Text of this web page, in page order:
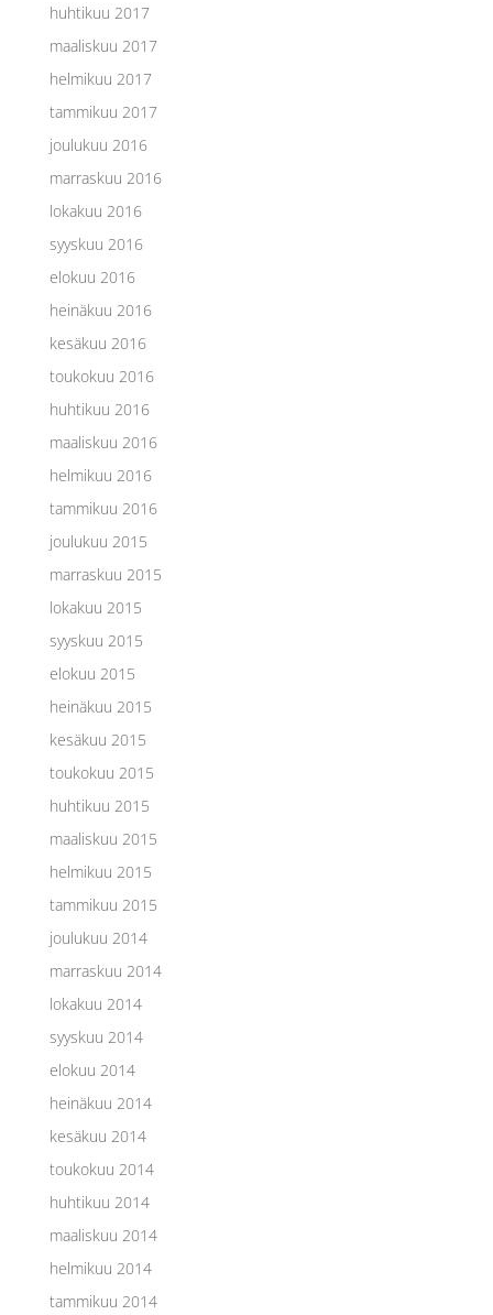
huhtikuu 2017
maaliskuu 2017
helmikuu 2017
tammikuu 2017
joulukuu 2016
marraskuu 2016
lokakuu 2016
syyskuu 2016
elokuu 2016
heinäkuu 2016
kesäkuu 2016
toukokuu 2016
huhtikuu 2016
maaliskuu 2016
helmikuu 2016
tammikuu 2016
joulukuu 2015
marraskuu 2015
lokakuu 2015
syyskuu 2015
elokuu 2015
heinäkuu 2015
kesäkuu 2015
toukokuu 2015
huhtikuu 2015
maaliskuu 2015
helmikuu 2015
tammikuu 2015
joulukuu 2014
marraskuu 2014
lokakuu 2014
syyskuu 2014
elokuu 2014
heinäkuu 2014
kesäkuu 2014
toukokuu 2014
huhtikuu 2014
maaliskuu 2014
helmikuu 2014
tammikuu 2014